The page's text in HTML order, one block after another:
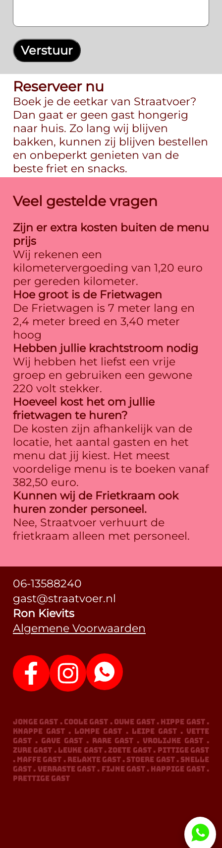
Verstuur
Reserveer nu
Boek je de eetkar van Straatvoer?
Dan gaat er geen gast hongerig
naar huis. Zo lang wij blijven
bakken, kunnen zij blijven bestellen
en onbeperkt genieten van de
beste friet en snacks.
Veel gestelde vragen
Zijn er extra kosten buiten de menu
prijs
Wij rekenen een
kilometervergoeding van 1,20 euro
per gereden kilometer.
Hoe groot is de Frietwagen
De Frietwagen is 7 meter lang en
2,4 meter breed en 3,40 meter
hoog
Hebben jullie krachtstroom nodig
Wij hebben het liefst een vrije
groep en gebruiken een gewone
220 volt stekker.
Hoeveel kost het om jullie
frietwagen te huren?
De kosten zijn afhankelijk van de
locatie, het aantal gasten en het
menu dat jij kiest. Het meest
voordelige menu is te boeken vanaf
382,50 euro.
Kunnen wij de Frietkraam ook
huren zonder personeel.
Nee, Straatvoer verhuurt de
frietkraam alleen met personeel.
06-13588240
gast@straatvoer.nl
Ron Kievits
Algemene Voorwaarden
jonge gast . coole gast . ouwe gast . hippe gast .
knappe gast . lompe gast . leipe gast . vette
gast . gave gast . rare gast . vrolijke gast .
zure gast . leuke gast . zoete gast . pittige gast
. maffe gast . relaxte gast . stoere gast . snelle
gast . verraste gast . fijne gast . happige gast .
prettige gast